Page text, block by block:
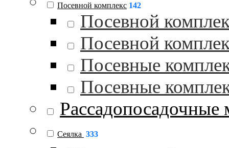
Посевной комплекс 142
Посевной
Посевной
Посевные
Посевные
Сеялка 333